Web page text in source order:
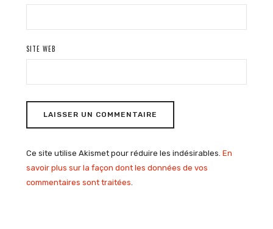
SITE WEB
Ce site utilise Akismet pour réduire les indésirables. En
savoir plus sur la façon dont les données de vos
commentaires sont traitées